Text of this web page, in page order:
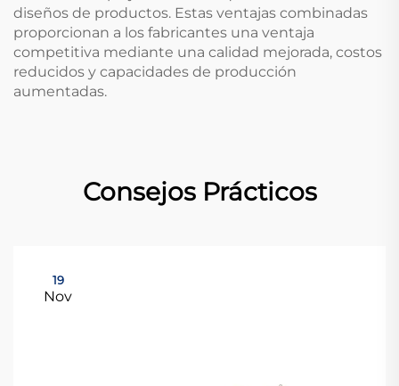
diseños de productos. Estas ventajas combinadas
proporcionan a los fabricantes una ventaja
competitiva mediante una calidad mejorada, costos
reducidos y capacidades de producción
aumentadas.
Consejos Prácticos
19
Nov